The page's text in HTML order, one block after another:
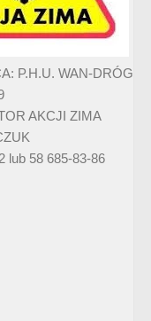
P.H.U. WAN-DRÓG
AKCJI ZIMA
lub 58 685-83-86